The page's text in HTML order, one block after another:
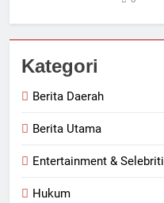
Kategori
Berita Daerah
Berita Utama
Entertainment & Selebriti
Hukum